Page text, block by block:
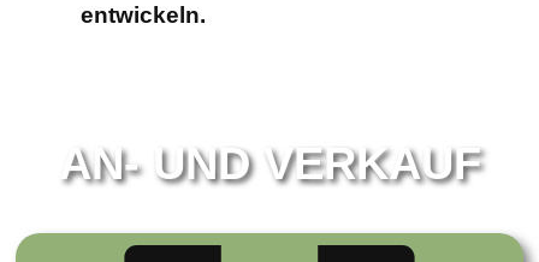
entwickeln.
AN- UND VERKAUF